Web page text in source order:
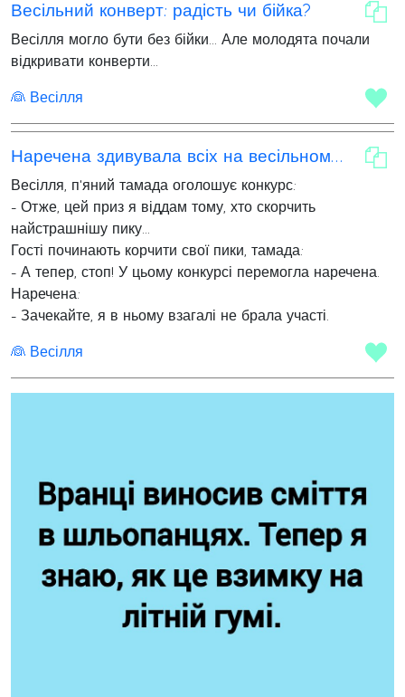
Весільний конверт: радість чи бійка?
Весілля могло бути без бійки... Але молодята почали
відкривати конверти...
👰 Весілля
Наречена здивувала всіх на весільному конкурсі
Весілля, п'яний тамада оголошує конкурс:
- Отже, цей приз я віддам тому, хто скорчить
найстрашнішу пику...
Гості починають корчити свої пики, тамада:
- А тепер, стоп! У цьому конкурсі перемогла наречена.
Наречена:
- Зачекайте, я в ньому взагалі не брала участі.
👰 Весілля